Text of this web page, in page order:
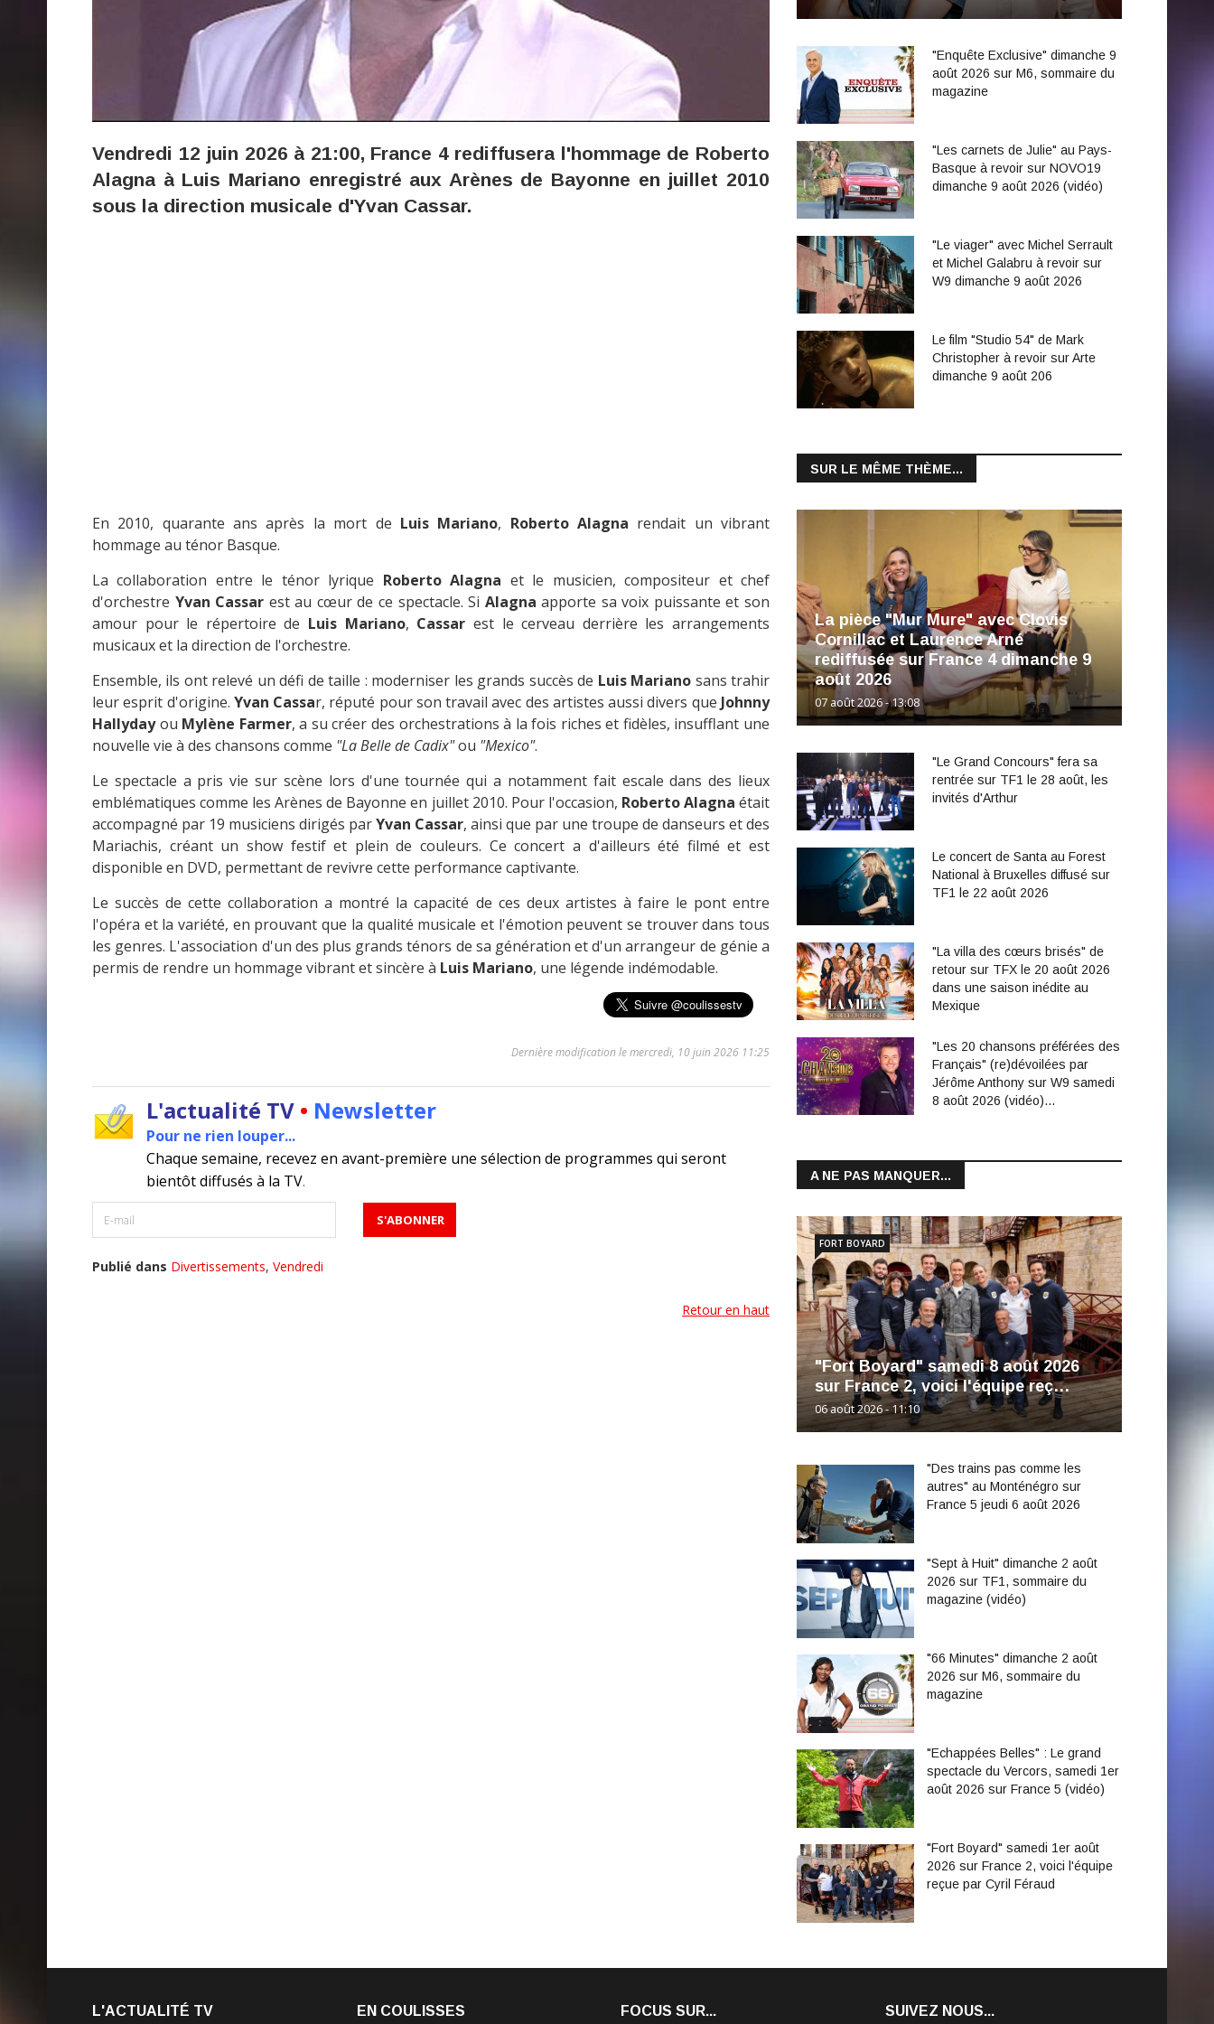
Vendredi 12 juin 2026 à 21:00, France 4 rediffusera l'hommage de Roberto
Alagna à Luis Mariano enregistré aux Arènes de Bayonne en juillet 2010
sous la direction musicale d'Yvan Cassar.
En 2010, quarante ans après la mort de Luis Mariano, Roberto Alagna rendait un vibrant
hommage au ténor Basque.
La collaboration entre le ténor lyrique Roberto Alagna et le musicien, compositeur et chef
d'orchestre Yvan Cassar est au cœur de ce spectacle. Si Alagna apporte sa voix puissante et son
amour pour le répertoire de Luis Mariano, Cassar est le cerveau derrière les arrangements
musicaux et la direction de l'orchestre.
Ensemble, ils ont relevé un défi de taille : moderniser les grands succès de Luis Mariano sans trahir
leur esprit d'origine. Yvan Cassar, réputé pour son travail avec des artistes aussi divers que Johnny
Hallydayou Mylène Farmer, a su créer des orchestrations à la fois riches et fidèles, insufflant une
nouvelle vie à des chansons comme "La Belle de Cadix"ou "Mexico".
Le spectacle a pris vie sur scène lors d'une tournée qui a notamment fait escale dans des lieux
emblématiques comme les Arènes de Bayonne en juillet 2010. Pour l'occasion, Roberto Alagna était
accompagné par 19 musiciens dirigés parYvan Cassar, ainsi que par une troupe de danseurs et des
Mariachis, créant un show festif et plein de couleurs. Ce concert a d'ailleurs été filmé et est
disponible en DVD, permettant de revivre cette performance captivante.
Le succès de cette collaboration a montré la capacité de ces deux artistes à faire le pont entre
l'opéra et la variété, en prouvant que la qualité musicale et l'émotion peuvent se trouver dans tous
les genres. L'association d'un des plus grands ténors de sa génération et d'un arrangeur de génie a
permis de rendre un hommage vibrant et sincère à Luis Mariano, une légende indémodable.
Dernière modification le mercredi, 10 juin 2026 11:25
L'actualité TV • Newsletter
Pour ne rien louper...
Chaque semaine, recevez en avant-première une sélection de programmes qui seront
bientôt diffusés à la TV.
Publié dans Divertissements, Vendredi
Retour en haut
"Enquête Exclusive" dimanche 9
août 2026 sur M6, sommaire du
magazine
"Les carnets de Julie" au Pays-
Basque à revoir sur NOVO19
dimanche 9 août 2026 (vidéo)
"Le viager" avec Michel Serrault
et Michel Galabru à revoir sur
W9 dimanche 9 août 2026
Le film "Studio 54" de Mark
Christopher à revoir sur Arte
dimanche 9 août 206
SUR LE MÊME THÈME...
La pièce "Mur Mure" avec Clovis
Cornillac et Laurence Arné
rediffusée sur France 4 dimanche 9
août 2026
07 août 2026 - 13:08
"Le Grand Concours" fera sa
rentrée sur TF1 le 28 août, les
invités d'Arthur
Le concert de Santa au Forest
National à Bruxelles diffusé sur
TF1 le 22 août 2026
"La villa des cœurs brisés" de
retour sur TFX le 20 août 2026
dans une saison inédite au
Mexique
"Les 20 chansons préférées des
Français" (re)dévoilées par
Jérôme Anthony sur W9 samedi
8 août 2026 (vidéo)…
A NE PAS MANQUER...
"Fort Boyard" samedi 8 août 2026
sur France 2, voici l'équipe reç…
06 août 2026 - 11:10
FORT BOYARD
"Des trains pas comme les
autres" au Monténégro sur
France 5 jeudi 6 août 2026
"Sept à Huit" dimanche 2 août
2026 sur TF1, sommaire du
magazine (vidéo)
"66 Minutes" dimanche 2 août
2026 sur M6, sommaire du
magazine
"Echappées Belles" : Le grand
spectacle du Vercors, samedi 1er
août 2026 sur France 5 (vidéo)
"Fort Boyard" samedi 1er août
2026 sur France 2, voici l'équipe
reçue par Cyril Féraud
L'ACTUALITÉ TV EN COULISSES FOCUS SUR... SUIVEZ NOUS...